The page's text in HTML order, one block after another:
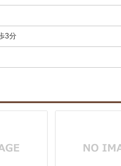
3分